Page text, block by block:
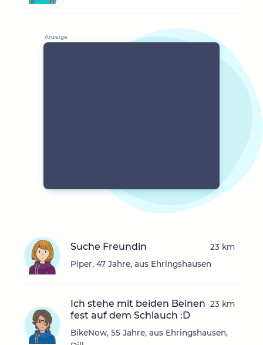
Suche Freundin
Piper, 47 Jahre, aus Ehringshausen
23 km
Ich stehe mit beiden Beinen
fest auf dem Schlauch :D
BikeNow, 55 Jahre, aus Ehringshausen,
23 km